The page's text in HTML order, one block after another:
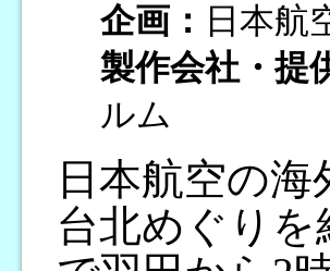
企画： 日本航
製作会社・提
ルム
日本航空の
台北めぐりを